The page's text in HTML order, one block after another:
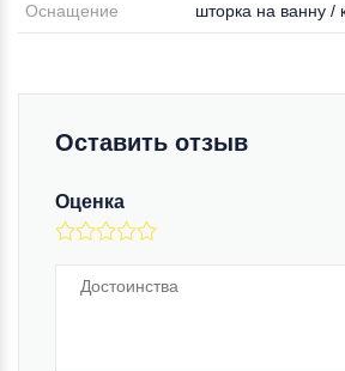
Оснащение шторка на ванну /
Оставить отзыв
Оценка